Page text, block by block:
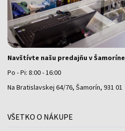
Navštívte našu predajňu v Šamoríne
Po - Pi: 8:00 - 16:00
Na Bratislavskej 64/76, Šamorín, 931 01
VŠETKO O NÁKUPE